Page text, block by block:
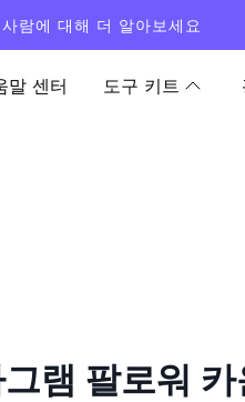
람에 대해 더 알아보세요
말 센터 도구 키트
램 팔로워 카